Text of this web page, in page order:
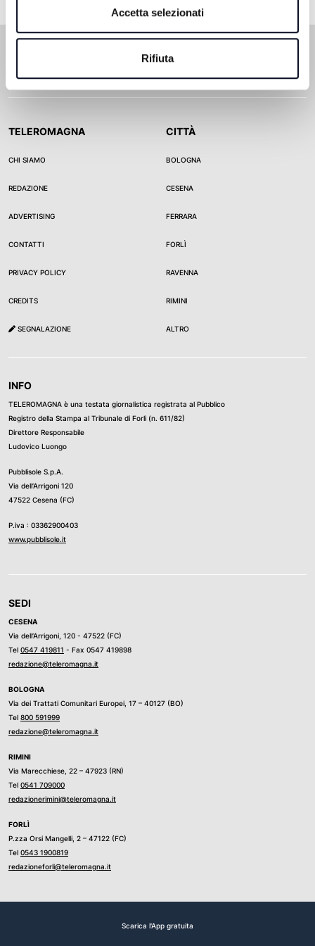
Accetta selezionati
Rifiuta
TELEROMAGNA
CHI SIAMO
REDAZIONE
ADVERTISING
CONTATTI
PRIVACY POLICY
CREDITS
SEGNALAZIONE
CITTÀ
BOLOGNA
CESENA
FERRARA
FORLÌ
RAVENNA
RIMINI
ALTRO
INFO
TELEROMAGNA è una testata giornalistica registrata al Pubblico
Registro della Stampa al Tribunale di Forli (n. 611/82)
Direttore Responsabile
Ludovico Luongo
Pubblisole S.p.A.
Via dell’Arrigoni 120
47522 Cesena (FC)
P.iva : 03362900403
www.pubblisole.it
SEDI
CESENA
Via dell’Arrigoni, 120 - 47522 (FC)
Tel 0547 419811 - Fax 0547 419898
redazione@teleromagna.it
BOLOGNA
Via dei Trattati Comunitari Europei, 17 – 40127 (BO)
Tel 800 591999
redazione@teleromagna.it
RIMINI
Via Marecchiese, 22 – 47923 (RN)
Tel 0541 709000
redazionerimini@teleromagna.it
FORLÌ
P.zza Orsi Mangelli, 2 – 47122 (FC)
Tel 0543 1900819
redazioneforli@teleromagna.it
Scarica l'App gratuita